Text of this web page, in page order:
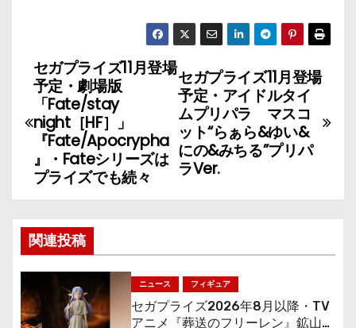
投
稿
ナ
ビ
ー
シ
ョ
セガプライズ11月登場
予定・アイドルタイ
ムプリパラ マスコ
ット“らぁら&ゆい&
にの&みちる”プリパ
ラVer.
セガプライズ11月登場
予定・劇場版
「Fate/stay
night［HF］」
『Fate/Apocrypha
』・Fateシリーズは
プライズでも続々
関連投稿
ニュース フィギュア
セガプライズ2026年8月以降・TV
アニメ『葬送のフリーレン』鉱山で